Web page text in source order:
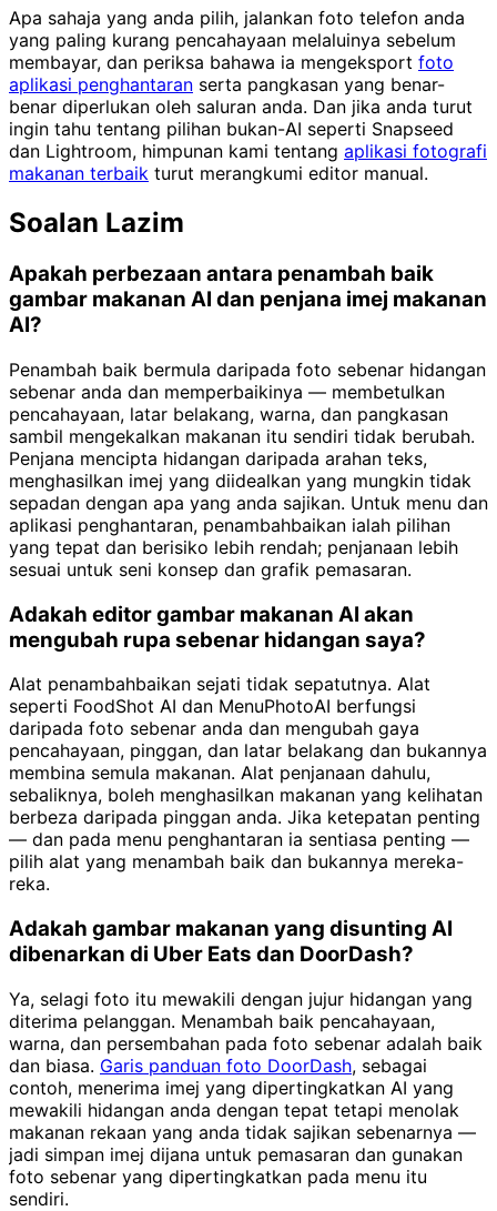
Apa sahaja yang anda pilih, jalankan foto telefon anda
yang paling kurang pencahayaan melaluinya sebelum
membayar, dan periksa bahawa ia mengeksport foto
aplikasi penghantaran serta pangkasan yang benar-
benar diperlukan oleh saluran anda. Dan jika anda turut
ingin tahu tentang pilihan bukan-AI seperti Snapseed
dan Lightroom, himpunan kami tentang aplikasi fotografi
makanan terbaik turut merangkumi editor manual.
Soalan Lazim
Apakah perbezaan antara penambah baik
gambar makanan AI dan penjana imej makanan
AI?
Penambah baik bermula daripada foto sebenar hidangan
sebenar anda dan memperbaikinya — membetulkan
pencahayaan, latar belakang, warna, dan pangkasan
sambil mengekalkan makanan itu sendiri tidak berubah.
Penjana mencipta hidangan daripada arahan teks,
menghasilkan imej yang diidealkan yang mungkin tidak
sepadan dengan apa yang anda sajikan. Untuk menu dan
aplikasi penghantaran, penambahbaikan ialah pilihan
yang tepat dan berisiko lebih rendah; penjanaan lebih
sesuai untuk seni konsep dan grafik pemasaran.
Adakah editor gambar makanan AI akan
mengubah rupa sebenar hidangan saya?
Alat penambahbaikan sejati tidak sepatutnya. Alat
seperti FoodShot AI dan MenuPhotoAI berfungsi
daripada foto sebenar anda dan mengubah gaya
pencahayaan, pinggan, dan latar belakang dan bukannya
membina semula makanan. Alat penjanaan dahulu,
sebaliknya, boleh menghasilkan makanan yang kelihatan
berbeza daripada pinggan anda. Jika ketepatan penting
— dan pada menu penghantaran ia sentiasa penting —
pilih alat yang menambah baik dan bukannya mereka-
reka.
Adakah gambar makanan yang disunting AI
dibenarkan di Uber Eats dan DoorDash?
Ya, selagi foto itu mewakili dengan jujur hidangan yang
diterima pelanggan. Menambah baik pencahayaan,
warna, dan persembahan pada foto sebenar adalah baik
dan biasa. Garis panduan foto DoorDash, sebagai
contoh, menerima imej yang dipertingkatkan AI yang
mewakili hidangan anda dengan tepat tetapi menolak
makanan rekaan yang anda tidak sajikan sebenarnya —
jadi simpan imej dijana untuk pemasaran dan gunakan
foto sebenar yang dipertingkatkan pada menu itu
sendiri.